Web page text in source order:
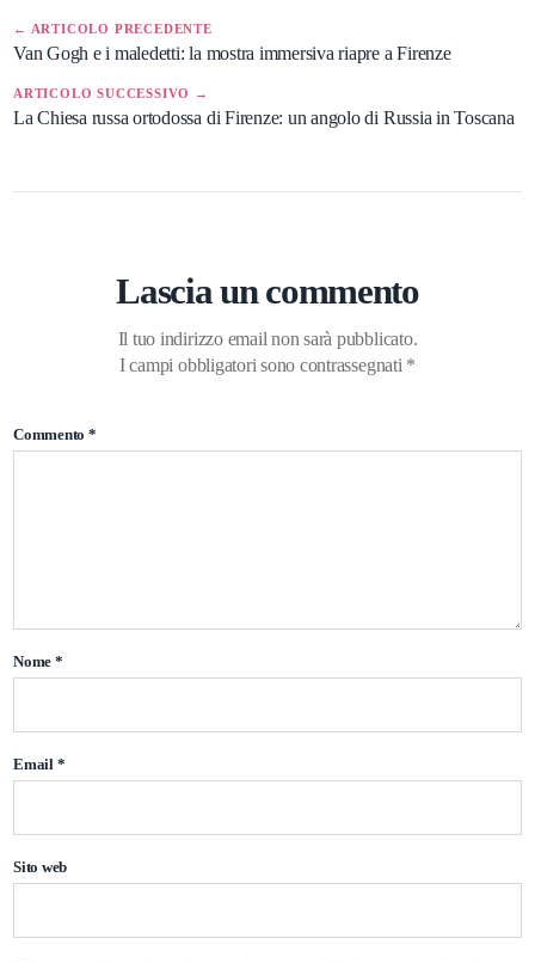
← ARTICOLO PRECEDENTE
Van Gogh e i maledetti: la mostra immersiva riapre a Firenze
ARTICOLO SUCCESSIVO →
La Chiesa russa ortodossa di Firenze: un angolo di Russia in Toscana
Lascia un commento
Il tuo indirizzo email non sarà pubblicato.
I campi obbligatori sono contrassegnati *
Commento *
Nome *
Email *
Sito web